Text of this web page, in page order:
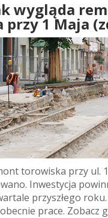
wygląda
1 Maja
torowiska przy ul.
Inwestycja
przyszłego
prace. Zobacz